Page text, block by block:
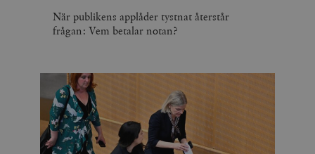
När publikens applåder tystnat återstår
frågan: Vem betalar notan?